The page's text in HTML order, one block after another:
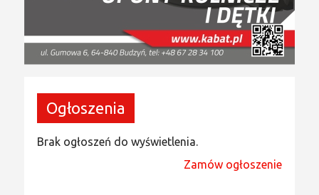
Ogłoszenia
Brak ogłoszeń do wyświetlenia.
Zamów ogłoszenie